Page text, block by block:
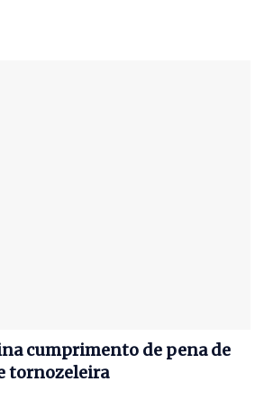
cumprimento de pena de
tornozeleira